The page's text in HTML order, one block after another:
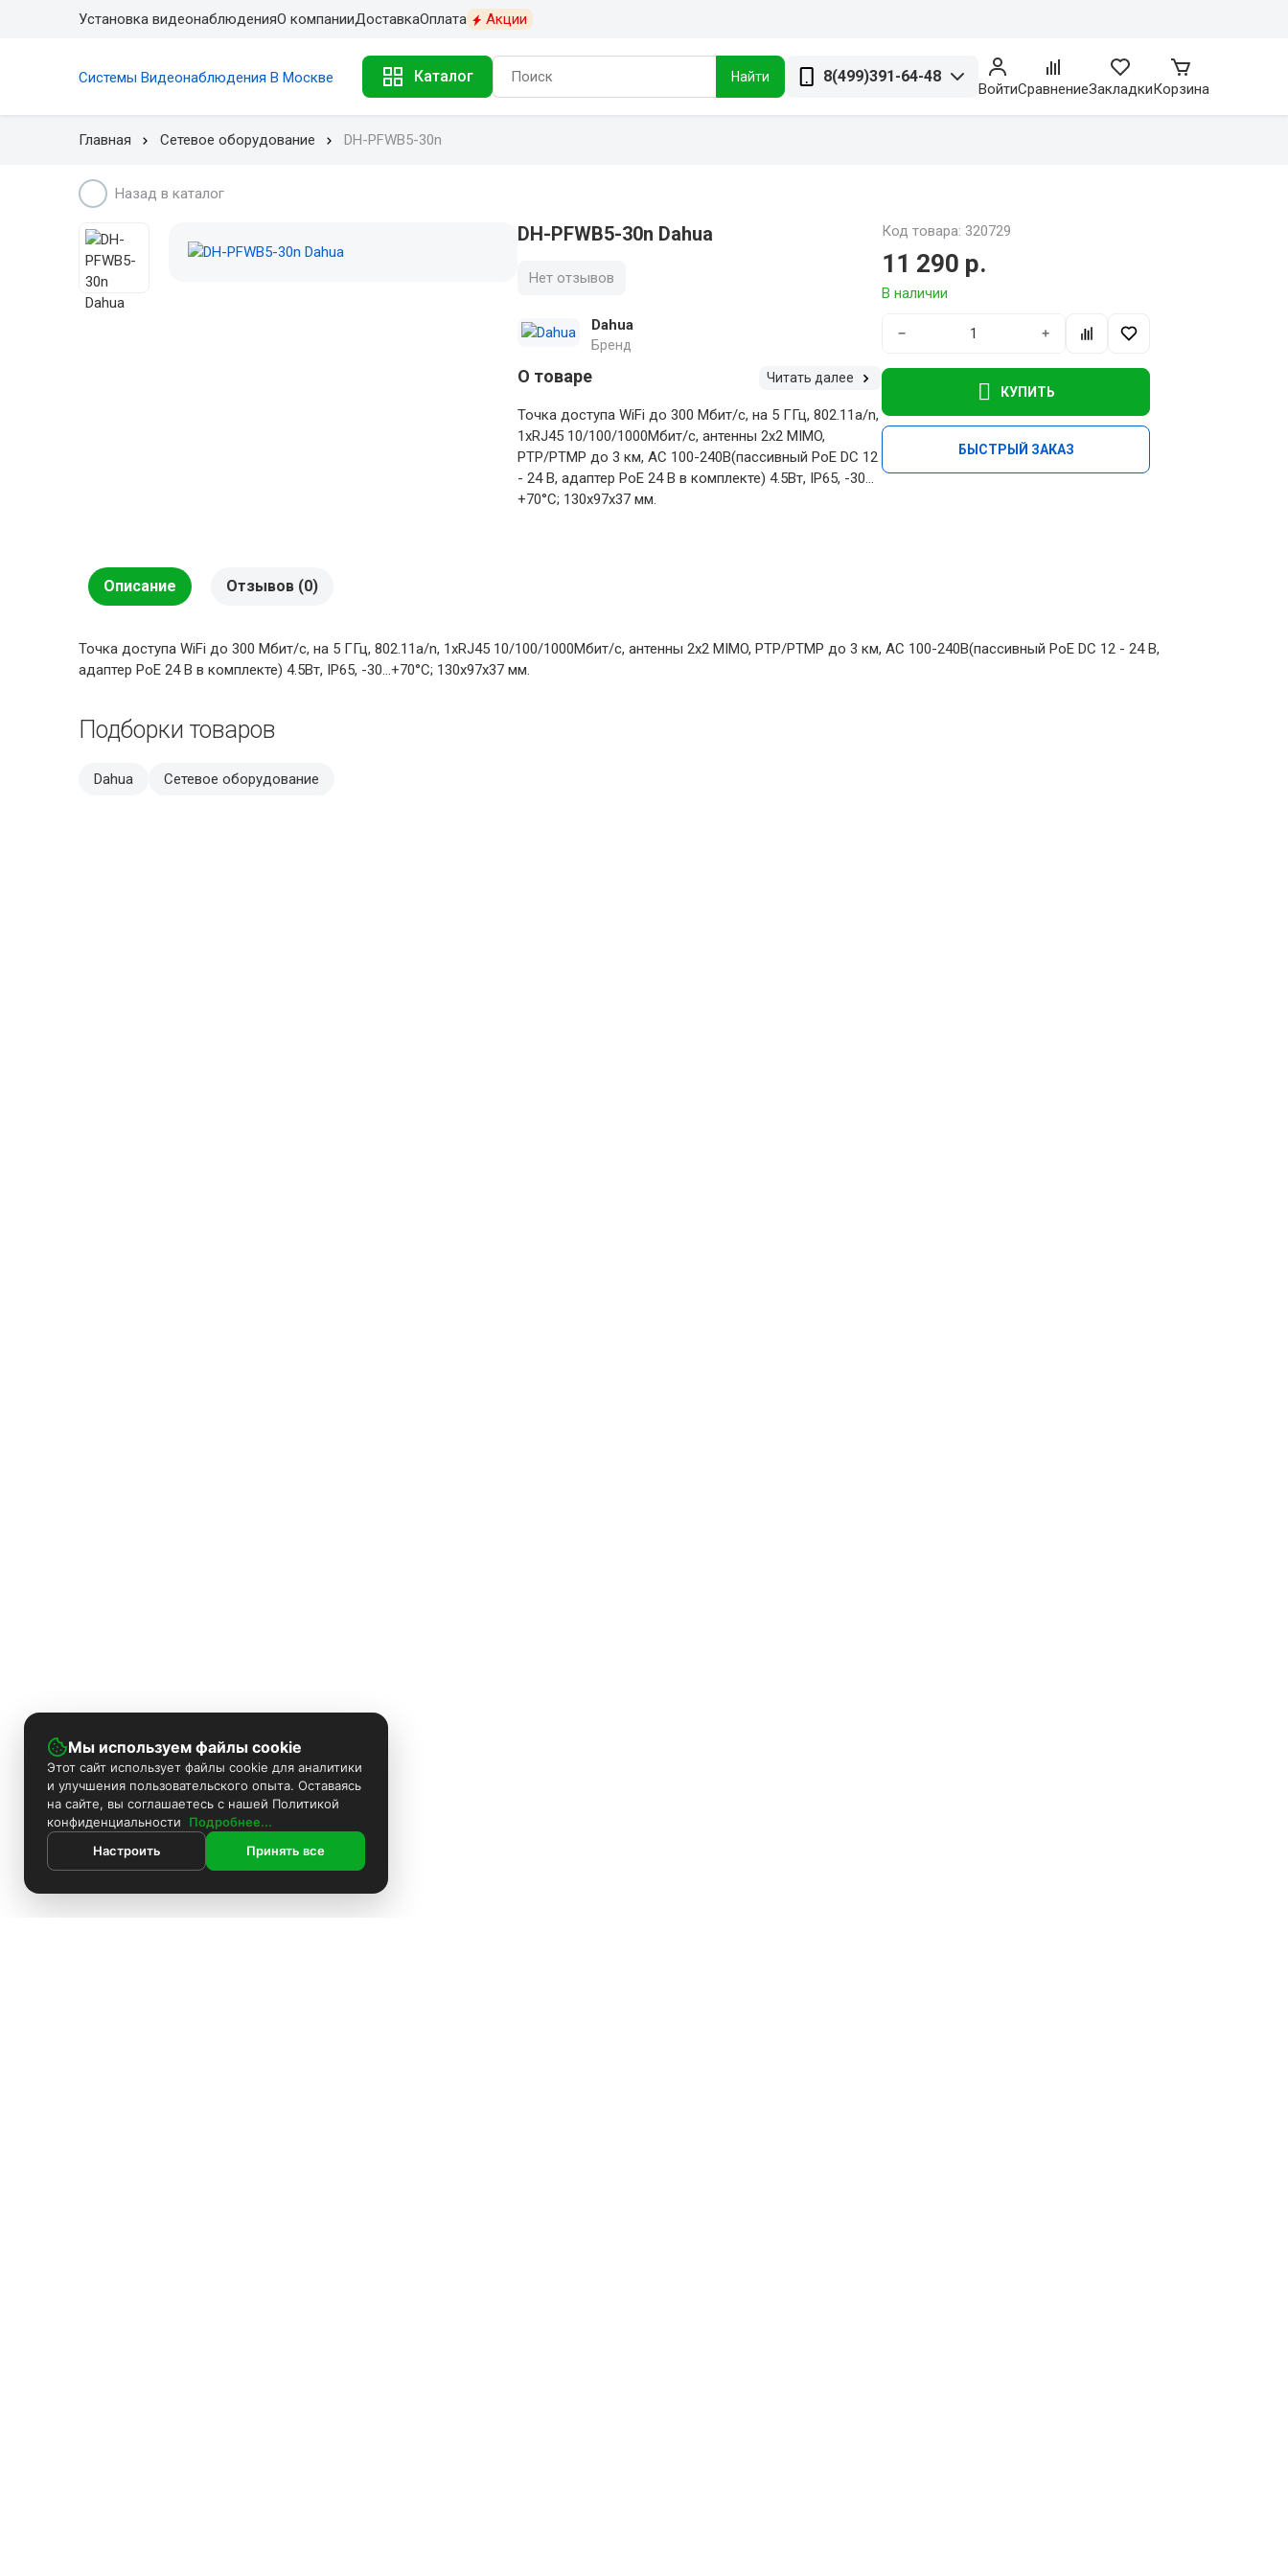
Установка видеонаблюденияО компанииДоставкаОплата Акции
Системы Видеонаблюдения В Москве Каталог Найти 8(499)391-64-48
ВойтиСравнениеЗакладкиКорзина
Главная Сетевое оборудование DH-PFWB5-30n
Назад в каталог
DH-PFWB5-30n Dahua
Нет отзывов
Dahua
Бренд
О товаре Читать далее
Точка доступа WiFi до 300 Мбит/с, на 5 ГГц, 802.11a/n,
1xRJ45 10/100/1000Мбит/с, антенны 2х2 MIMO,
PTP/PTMP до 3 км, AC 100-240В(пассивный PoE DC 12
- 24 В, адаптер PoE 24 В в комплекте) 4.5Вт, IP65, -30…
+70°C; 130х97х37 мм.
Код товара: 320729
11 290 р.
В наличии
− +
КУПИТЬ
БЫСТРЫЙ ЗАКАЗ
Описание Отзывов (0)
Точка доступа WiFi до 300 Мбит/с, на 5 ГГц, 802.11a/n, 1xRJ45 10/100/1000Мбит/с, антенны 2х2 MIMO, PTP/PTMP до 3 км, AC 100-240В(пассивный PoE DC 12 - 24 В,
адаптер PoE 24 В в комплекте) 4.5Вт, IP65, -30…+70°C; 130х97х37 мм.
Подборки товаров
Dahua Сетевое оборудование
Мы используем файлы cookie
Этот сайт использует файлы cookie для аналитики
и улучшения пользовательского опыта. Оставаясь
на сайте, вы соглашаетесь с нашей Политикой
конфиденциальности
Подробнее...
Настроить
Принять все